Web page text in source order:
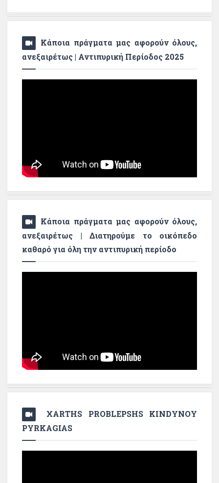
Κάποια πράγματα μας αφορούν όλους,
ανεξαιρέτως | Αντιπυρική Περίοδος 2025
Κάποια πράγματα μας αφορούν όλους,
ανεξαιρέτως | Διατηρούμε το οικόπεδο
καθαρό για όλη την αντιπυρική περίοδο
XARTHS PROBLEPSHS KINDYNOY
PYRKAGIAS